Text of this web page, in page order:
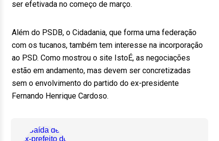
ser efetivada no começo de março.
Além do PSDB, o Cidadania, que forma uma federação
com os tucanos, também tem interesse na incorporação
ao PSD. Como mostrou o site IstoÉ, as negociações
estão em andamento, mas devem ser concretizadas
sem o envolvimento do partido do ex-presidente
Fernando Henrique Cardoso.